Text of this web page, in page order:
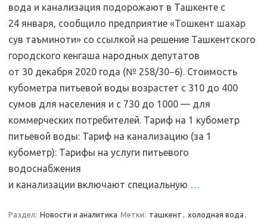
вода и канализация подорожают в Ташкенте с
24 января, сообщило предприятие «Тошкент шахар
сув таъминоти» со ссылкой на решение Ташкентского
городского кенгаша народных депутатов
от 30 декабря 2020 года (№ 258/30−6). Стоимость
кубометра питьевой воды возрастет с 310 до 400
сумов для населения и с 730 до 1000 — для
коммерческих потребителей. Тариф на 1 кубометр
питьевой воды: Тариф на канализацию (за 1
кубометр): Тарифы на услуги питьевого
водоснабжения
и канализации включают специальную …
Раздел: Новости и аналитика Метки: ташкент , холодная вода ,